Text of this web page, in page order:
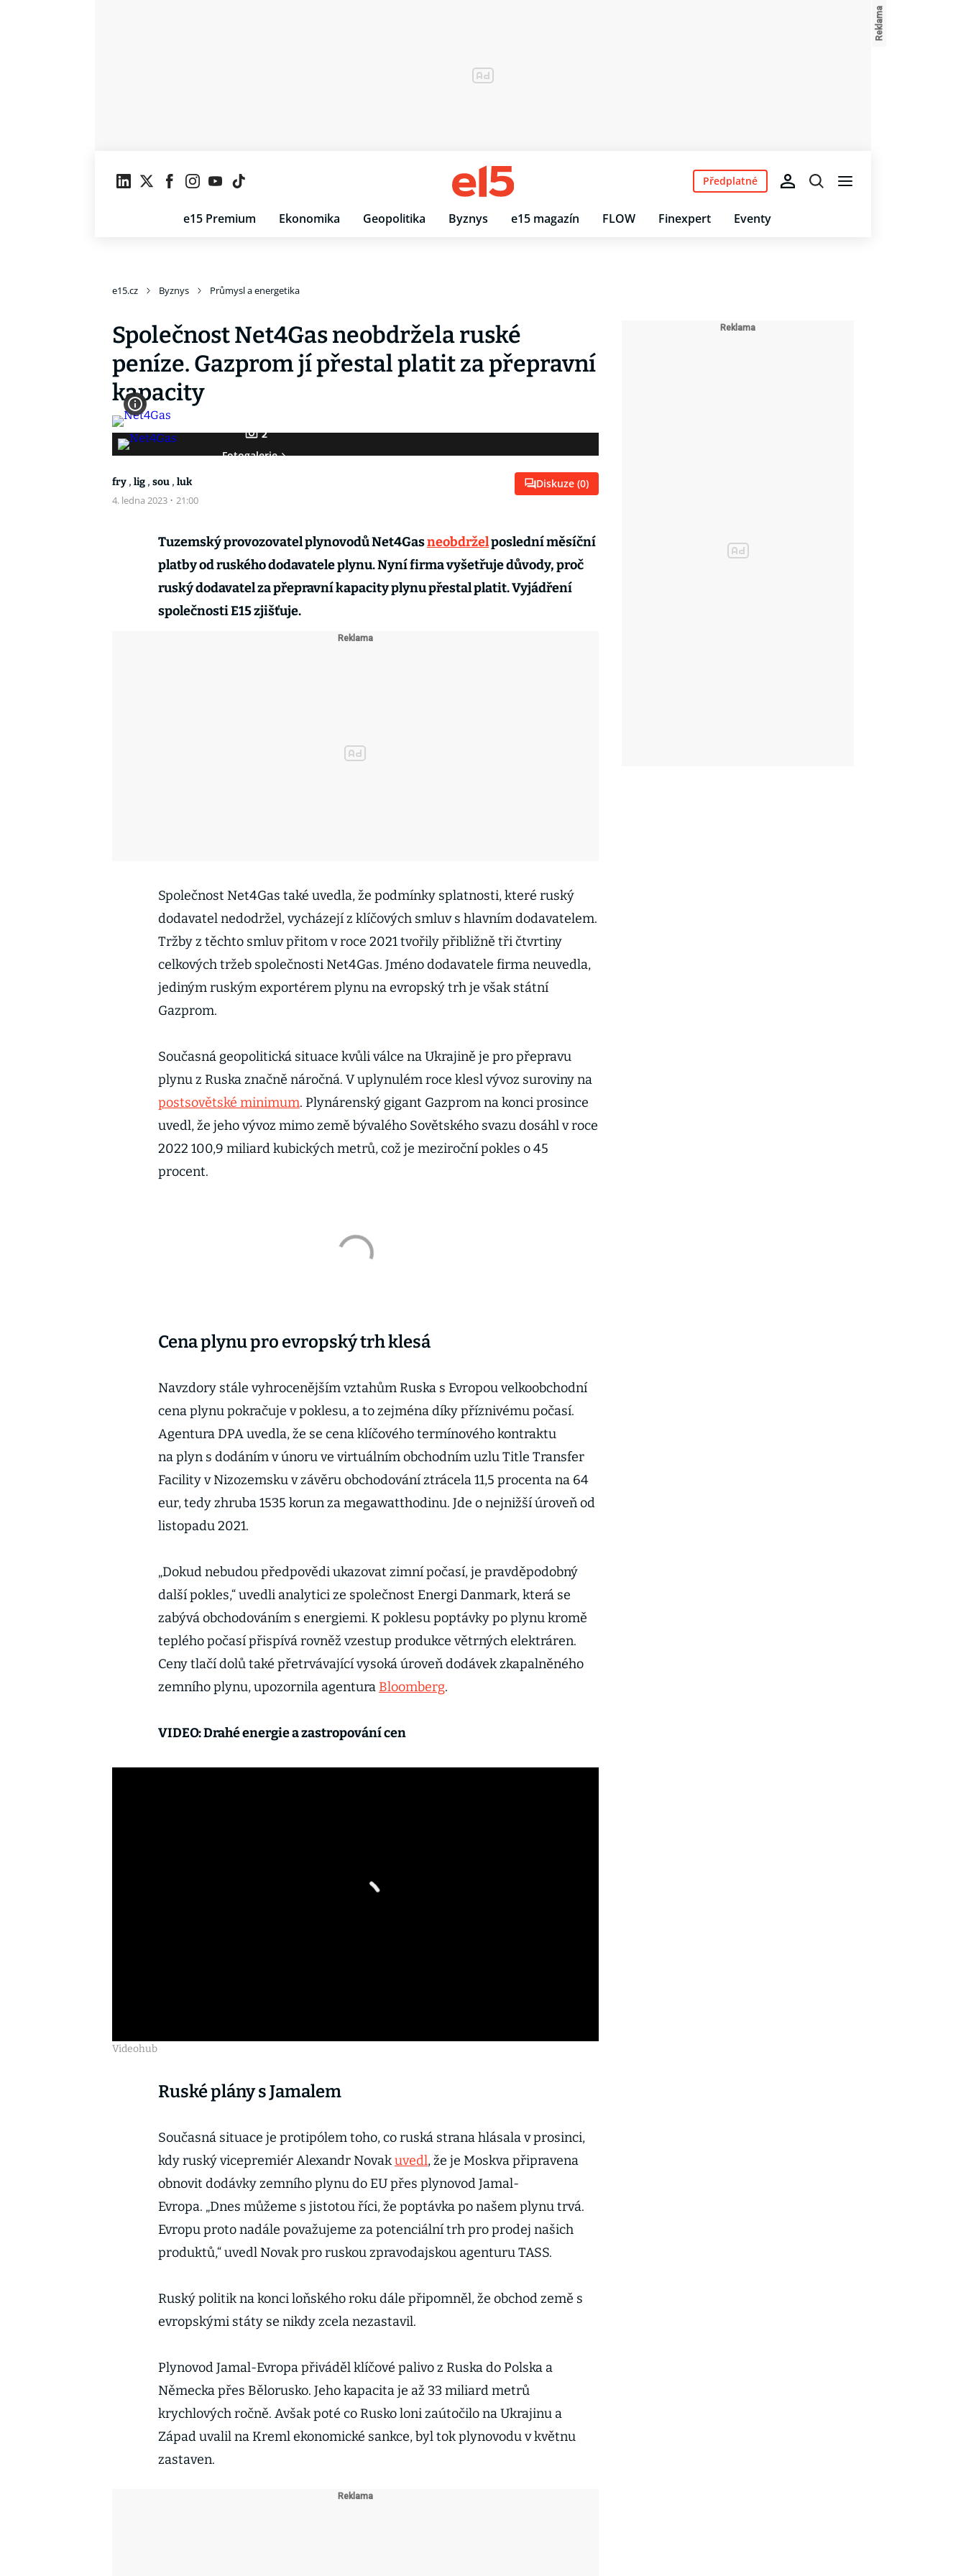
e15 Premium Ekonomika Geopolitika Byznys e15 magazín FLOW Finexpert Eventy
Předplatné
e15.cz Byznys Průmysl a energetika
Společnost Net4Gas neobdržela ruské
peníze. Gazprom jí přestal platit za přepravní
kapacity
2
Fotogalerie
fry , lig , sou , luk
4. ledna 2023 · 21:00
Diskuze (0)
Tuzemský provozovatel plynovodů Net4Gasneobdrželposlední měsíční
platby od ruského dodavatele plynu. Nyní firma vyšetřuje důvody, proč
ruský dodavatel za přepravní kapacity plynu přestal platit. Vyjádření
společnosti E15 zjišťuje.
Společnost Net4Gas také uvedla, že podmínky splatnosti, které ruský
dodavatel nedodržel, vycházejí z klíčových smluv s hlavním dodavatelem.
Tržby z těchto smluv přitom v roce 2021 tvořily přibližně tři čtvrtiny
celkových tržeb společnosti Net4Gas. Jméno dodavatele firma neuvedla,
jediným ruským exportérem plynu na evropský trh je však státní
Gazprom.
Současná geopolitická situace kvůli válce na Ukrajině je pro přepravu
plynu z Ruska značně náročná. V uplynulém roce klesl vývoz suroviny na
postsovětské minimum. Plynárenský gigant Gazprom na konci prosince
uvedl, že jeho vývoz mimo země bývalého Sovětského svazu dosáhl v roce
2022 100,9 miliard kubických metrů, což je meziroční pokles o 45
procent.
Cena plynu pro evropský trh klesá
Navzdory stále vyhrocenějším vztahům Ruska s Evropou velkoobchodní
cena plynu pokračuje v poklesu, a to zejména díky příznivému počasí.
Agentura DPA uvedla, že se cena klíčového termínového kontraktu
na plyn s dodáním v únoru ve virtuálním obchodním uzlu Title Transfer
Facility v Nizozemsku v závěru obchodování ztrácela 11,5 procenta na 64
eur, tedy zhruba 1535 korun za megawatthodinu. Jde o nejnižší úroveň od
listopadu 2021.
„Dokud nebudou předpovědi ukazovat zimní počasí, je pravděpodobný
další pokles,“ uvedli analytici ze společnost Energi Danmark, která se
zabývá obchodováním s energiemi. K poklesu poptávky po plynu kromě
teplého počasí přispívá rovněž vzestup produkce větrných elektráren.
Ceny tlačí dolů také přetrvávající vysoká úroveň dodávek zkapalněného
zemního plynu, upozornila agentura Bloomberg.
VIDEO: Drahé energie a zastropování cen
Videohub
Ruské plány s Jamalem
Současná situace je protipólem toho, co ruská strana hlásala v prosinci,
kdy ruský vicepremiér Alexandr Novakuvedl, že je Moskva připravena
obnovit dodávky zemního plynu do EU přes plynovod Jamal-
Evropa. „Dnes můžeme s jistotou říci, že poptávka po našem plynu trvá.
Evropu proto nadále považujeme za potenciální trh pro prodej našich
produktů,“ uvedl Novak pro ruskou zpravodajskou agenturu TASS.
Ruský politik na konci loňského roku dále připomněl, že obchod země s
evropskými státy se nikdy zcela nezastavil.
Plynovod Jamal-Evropa přiváděl klíčové palivo z Ruska do Polska a
Německa přes Bělorusko. Jeho kapacita je až 33 miliard metrů
krychlových ročně. Avšak poté co Rusko loni zaútočilo na Ukrajinu a
Západ uvalil na Kreml ekonomické sankce, byl tok plynovodu v květnu
zastaven.